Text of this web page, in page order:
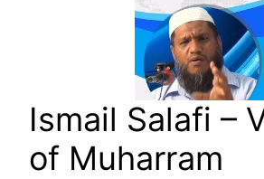
Ismail Salafi –
of Muharram